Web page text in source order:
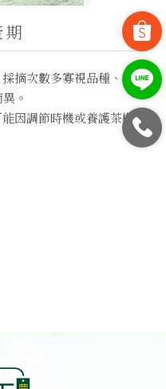
摘次數多寡視品種、管
。
因調節時機或養護茶樹